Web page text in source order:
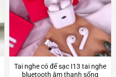
Tai nghe có đế sạc I13 tai nghe
bluetooth âm thanh sống